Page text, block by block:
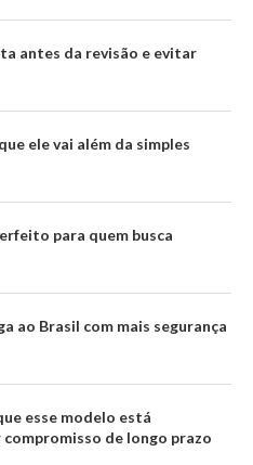
antes da revisão e evitar
ele vai além da simples
para quem busca
ao Brasil com mais segurança
esse modelo está
de longo prazo